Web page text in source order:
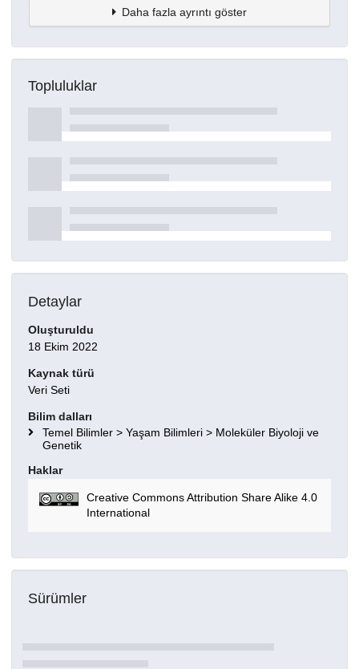
Daha fazla ayrıntı göster
Topluluklar
Detaylar
Oluşturuldu
18 Ekim 2022
Kaynak türü
Veri Seti
Bilim dalları
Temel Bilimler > Yaşam Bilimleri > Moleküler Biyoloji ve
Genetik
Haklar
Creative Commons Attribution Share Alike 4.0
International
Sürümler